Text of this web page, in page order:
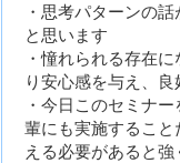
・思考パターンの
と思います
・憧れられる存在
り安心感を与え、
・今日このセミナ
輩にも実施するこ
える必要があると